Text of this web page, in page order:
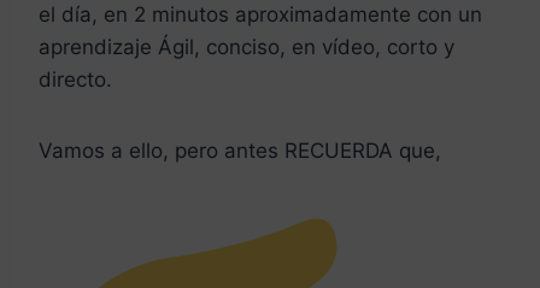
el día, en 2 minutos aproximadamente con un
aprendizaje Ágil, conciso, en vídeo, corto y
directo.
Vamos a ello, pero antes RECUERDA que,